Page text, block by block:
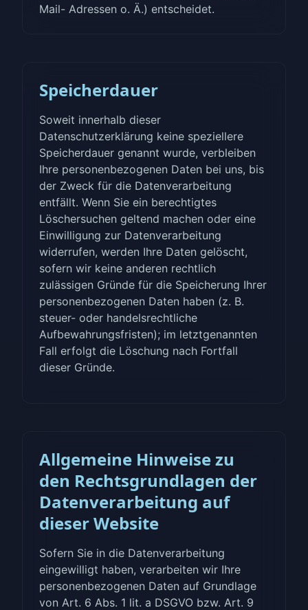
Mail- Adressen o. Ä.) entscheidet.
Speicherdauer
Soweit innerhalb dieser
Datenschutzerklärung keine speziellere
Speicherdauer genannt wurde, verbleiben
Ihre personenbezogenen Daten bei uns, bis
der Zweck für die Datenverarbeitung
entfällt. Wenn Sie ein berechtigtes
Löschersuchen geltend machen oder eine
Einwilligung zur Datenverarbeitung
widerrufen, werden Ihre Daten gelöscht,
sofern wir keine anderen rechtlich
zulässigen Gründe für die Speicherung Ihrer
personenbezogenen Daten haben (z. B.
steuer- oder handelsrechtliche
Aufbewahrungsfristen); im letztgenannten
Fall erfolgt die Löschung nach Fortfall
dieser Gründe.
Allgemeine Hinweise zu
den Rechtsgrundlagen der
Datenverarbeitung auf
dieser Website
Sofern Sie in die Datenverarbeitung
eingewilligt haben, verarbeiten wir Ihre
personenbezogenen Daten auf Grundlage
von Art. 6 Abs. 1 lit. a DSGVO bzw. Art. 9